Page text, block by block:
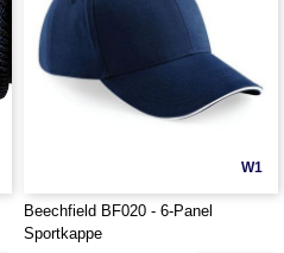
W1
Beechfield BF020 - 6-Panel
Sportkappe